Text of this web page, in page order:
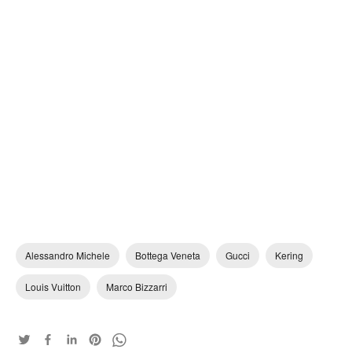
Alessandro Michele Bottega Veneta Gucci Kering
Louis Vuitton Marco Bizzarri